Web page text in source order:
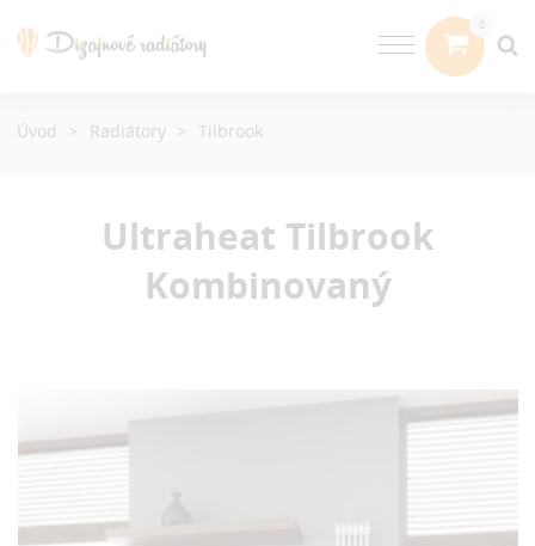
Ultraheat Tilbrook
Kombinovaný
Úvod Radiátory Tilbrook